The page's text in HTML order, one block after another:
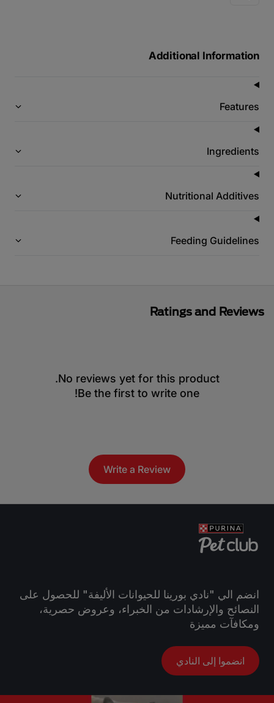
Additional Information
Features
Ingredients
Nutritional Additives
Feeding Guidelines
Ratings and Reviews
No reviews yet for this product.
Be the first to write one!
Write a Review
انضم الي "نادي بورينا للحيوانات الأليفة" للحصول على
النصائح والإرشادات من الخبراء، وعروض حصرية،
ومكافآت مميزة
انضموا إلى النادي